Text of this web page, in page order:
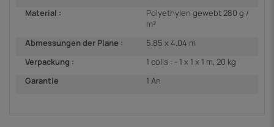
Material :
Polyethylen gewebt 280 g /
m²
Abmessungen der Plane :
5.85 x 4.04 m
Verpackung :
1 colis : - 1 x 1 x 1 m, 20 kg
Garantie
1 An